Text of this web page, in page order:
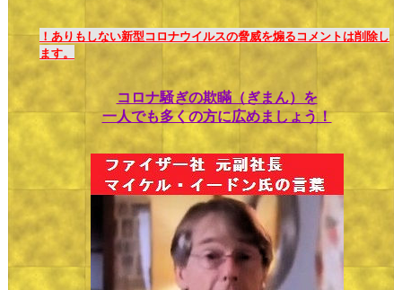
！ありもしない新型コロナウイルスの脅威を煽るコメントは削除し
ます。
コロナ騒ぎの欺瞞（ぎまん）を
一人でも多くの方に広めましょう！